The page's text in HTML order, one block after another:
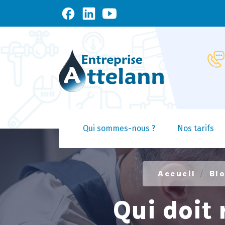
Qui sommes-nous ? Nos tarifs
Accueil
Qui doit